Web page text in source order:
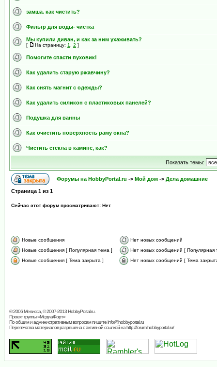
замша. как чистить?
Фильтр для воды- чистка
Мы купили диван, и как за ним ухаживать?
[ На страницу: 1 2 ]
Помогите спасти пуховик!
Как удалить старую ржавчину?
Как снять магнит с одежды?
Как удалить силикон с пластиковых панелей?
Подушка для ванны
Как очистить поверхность раму окна?
Чистить стекла в камине, как?
Показать темы:
Форумы на HobbyPortal.ru -> Мой дом -> Дела домашние
Страница 1 из 1
Сейчас этот форум просматривают: Нет
Новые сообщения
Нет новых сообщений
Новые сообщения [ Популярная тема ]
Нет новых сообщений [ Популярная
Новые сообщения [ Тема закрыта ]
Нет новых сообщений [ Тема
© 2006 Мелисса, © 2007-2013HobbyPortal.ru
Проект группы «МедиаФорт»
По общим и административным вопросам пишитеinfo@hobbyportal.ru
Перепечатка материалов разрешена с активной ссылкой на http://forum.hobbyportal.ru/